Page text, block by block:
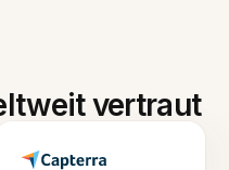
vertraut